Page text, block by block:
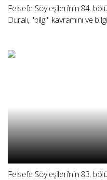
Felsefe Söyleşileri’nin 84.
Duralı, "bilgi" kavramını ve
Felsefe Söyleşileri’nin 83.